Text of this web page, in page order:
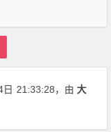
21:33:28，由大